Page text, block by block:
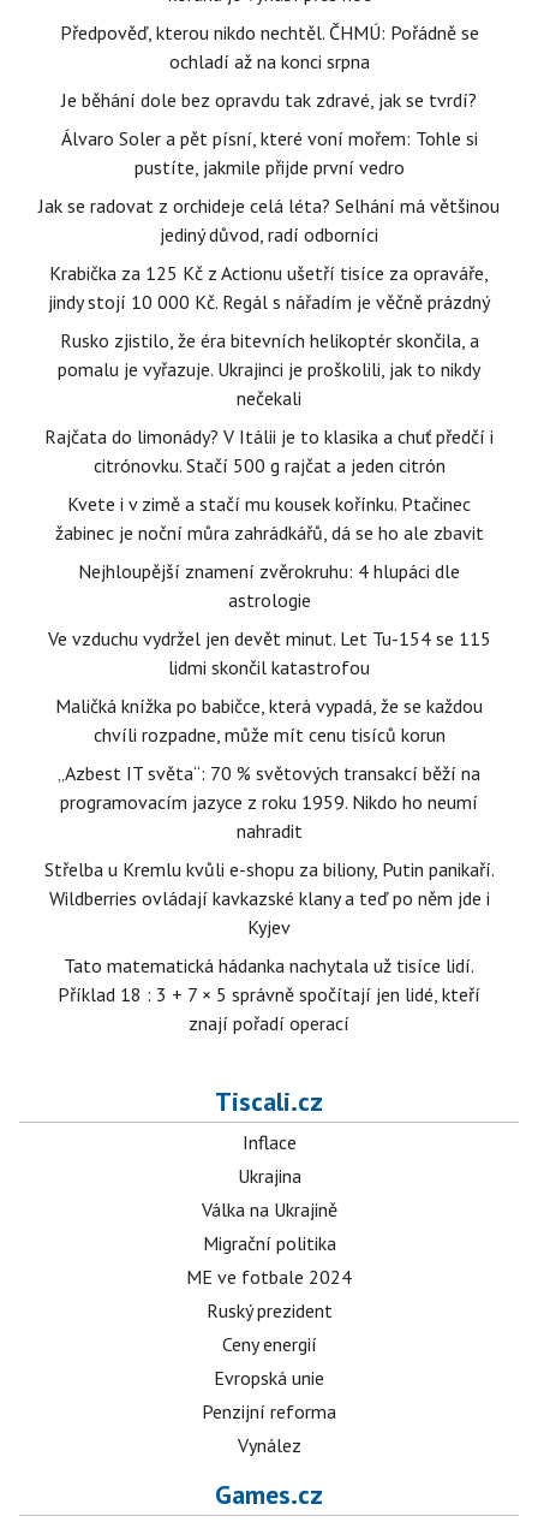
Předpověď, kterou nikdo nechtěl. ČHMÚ: Pořádně se
ochladí až na konci srpna
Je běhání dole bez opravdu tak zdravé, jak se tvrdí?
Álvaro Soler a pět písní, které voní mořem: Tohle si
pustíte, jakmile přijde první vedro
Jak se radovat z orchideje celá léta? Selhání má většinou
jediný důvod, radí odborníci
Krabička za 125 Kč z Actionu ušetří tisíce za opraváře,
jindy stojí 10 000 Kč. Regál s nářadím je věčně prázdný
Rusko zjistilo, že éra bitevních helikoptér skončila, a
pomalu je vyřazuje. Ukrajinci je proškolili, jak to nikdy
nečekali
Rajčata do limonády? V Itálii je to klasika a chuť předčí i
citrónovku. Stačí 500 g rajčat a jeden citrón
Kvete i v zimě a stačí mu kousek kořínku. Ptačinec
žabinec je noční můra zahrádkářů, dá se ho ale zbavit
Nejhloupější znamení zvěrokruhu: 4 hlupáci dle
astrologie
Ve vzduchu vydržel jen devět minut. Let Tu-154 se 115
lidmi skončil katastrofou
Maličká knížka po babičce, která vypadá, že se každou
chvíli rozpadne, může mít cenu tisíců korun
„Azbest IT světa“: 70 % světových transakcí běží na
programovacím jazyce z roku 1959. Nikdo ho neumí
nahradit
Střelba u Kremlu kvůli e-shopu za biliony, Putin panikaří.
Wildberries ovládají kavkazské klany a teď po něm jde i
Kyjev
Tato matematická hádanka nachytala už tisíce lidí.
Příklad 18 : 3 + 7 × 5 správně spočítají jen lidé, kteří
znají pořadí operací
Tiscali.cz
Inflace
Ukrajina
Válka na Ukrajině
Migrační politika
ME ve fotbale 2024
Ruský prezident
Ceny energií
Evropská unie
Penzijní reforma
Vynález
Games.cz